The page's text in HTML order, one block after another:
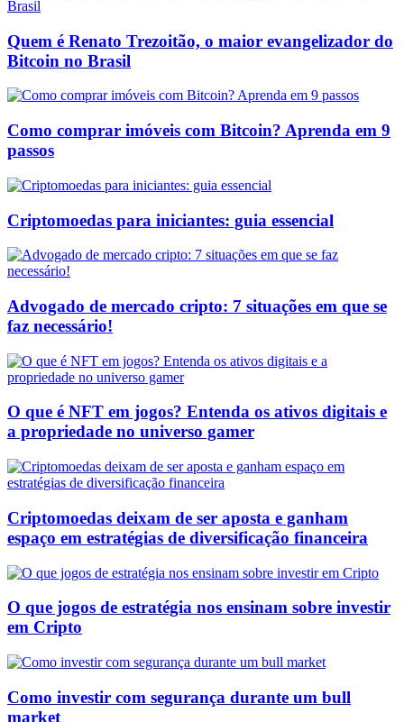
Quem é Renato Trezoitão, o maior evangelizador do
Bitcoin no Brasil
Como comprar imóveis com Bitcoin? Aprenda em 9
passos
Criptomoedas para iniciantes: guia essencial
Advogado de mercado cripto: 7 situações em que se
faz necessário!
O que é NFT em jogos? Entenda os ativos digitais e
a propriedade no universo gamer
Criptomoedas deixam de ser aposta e ganham
espaço em estratégias de diversificação financeira
O que jogos de estratégia nos ensinam sobre investir
em Cripto
Como investir com segurança durante um bull
market